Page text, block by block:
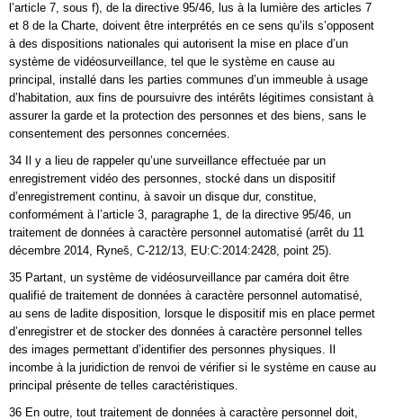
l’article 7, sous f), de la directive 95/46, lus à la lumière des articles 7
et 8 de la Charte, doivent être interprétés en ce sens qu’ils s’opposent
à des dispositions nationales qui autorisent la mise en place d’un
système de vidéosurveillance, tel que le système en cause au
principal, installé dans les parties communes d’un immeuble à usage
d’habitation, aux fins de poursuivre des intérêts légitimes consistant à
assurer la garde et la protection des personnes et des biens, sans le
consentement des personnes concernées.
34 Il y a lieu de rappeler qu’une surveillance effectuée par un
enregistrement vidéo des personnes, stocké dans un dispositif
d’enregistrement continu, à savoir un disque dur, constitue,
conformément à l’article 3, paragraphe 1, de la directive 95/46, un
traitement de données à caractère personnel automatisé (arrêt du 11
décembre 2014, Ryneš, C‑212/13, EU:C:2014:2428, point 25).
35 Partant, un système de vidéosurveillance par caméra doit être
qualifié de traitement de données à caractère personnel automatisé,
au sens de ladite disposition, lorsque le dispositif mis en place permet
d’enregistrer et de stocker des données à caractère personnel telles
des images permettant d’identifier des personnes physiques. Il
incombe à la juridiction de renvoi de vérifier si le système en cause au
principal présente de telles caractéristiques.
36 En outre, tout traitement de données à caractère personnel doit,